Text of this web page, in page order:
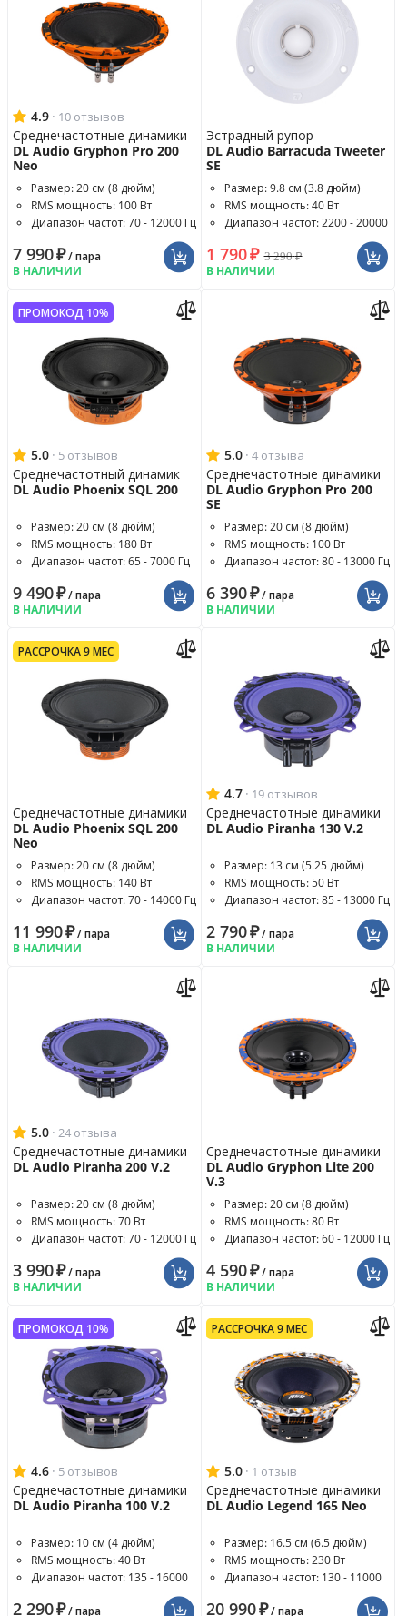
4.9 · 10 отзывов
Среднечастотные динамики
DL Audio Gryphon Pro 200
Neo
Размер: 20 см (8 дюйм)
RMS мощность: 100 Вт
Диапазон частот: 70 - 12000 Гц
7 990₽/ пара
В НАЛИЧИИ
Эстрадный рупор
DL Audio Barracuda Tweeter
SE
Размер: 9.8 см (3.8 дюйм)
RMS мощность: 40 Вт
Диапазон частот: 2200 - 20000
1 790₽ 3 290₽
В НАЛИЧИИ
ПРОМОКОД 10%
5.0 · 5 отзывов
Среднечастотный динамик
DL Audio Phoenix SQL 200
Размер: 20 см (8 дюйм)
RMS мощность: 180 Вт
Диапазон частот: 65 - 7000 Гц
9 490₽/ пара
В НАЛИЧИИ
5.0 · 4 отзыва
Среднечастотные динамики
DL Audio Gryphon Pro 200
SE
Размер: 20 см (8 дюйм)
RMS мощность: 100 Вт
Диапазон частот: 80 - 13000 Гц
6 390₽/ пара
В НАЛИЧИИ
РАССРОЧКА 9 МЕС
Среднечастотные динамики
DL Audio Phoenix SQL 200
Neo
Размер: 20 см (8 дюйм)
RMS мощность: 140 Вт
Диапазон частот: 70 - 14000 Гц
11 990₽/ пара
В НАЛИЧИИ
4.7 · 19 отзывов
Среднечастотные динамики
DL Audio Piranha 130 V.2
Размер: 13 см (5.25 дюйм)
RMS мощность: 50 Вт
Диапазон частот: 85 - 13000 Гц
2 790₽/ пара
В НАЛИЧИИ
5.0 · 24 отзыва
Среднечастотные динамики
DL Audio Piranha 200 V.2
Размер: 20 см (8 дюйм)
RMS мощность: 70 Вт
Диапазон частот: 70 - 12000 Гц
3 990₽/ пара
В НАЛИЧИИ
Среднечастотные динамики
DL Audio Gryphon Lite 200
V.3
Размер: 20 см (8 дюйм)
RMS мощность: 80 Вт
Диапазон частот: 60 - 12000 Гц
4 590₽/ пара
В НАЛИЧИИ
ПРОМОКОД 10%
4.6 · 5 отзывов
Среднечастотные динамики
DL Audio Piranha 100 V.2
Размер: 10 см (4 дюйм)
RMS мощность: 40 Вт
Диапазон частот: 135 - 16000
2 290₽/ пара
РАССРОЧКА 9 МЕС
5.0 · 1 отзыв
Среднечастотные динамики
DL Audio Legend 165 Neo
Размер: 16.5 см (6.5 дюйм)
RMS мощность: 230 Вт
Диапазон частот: 130 - 11000
20 990₽/ пара